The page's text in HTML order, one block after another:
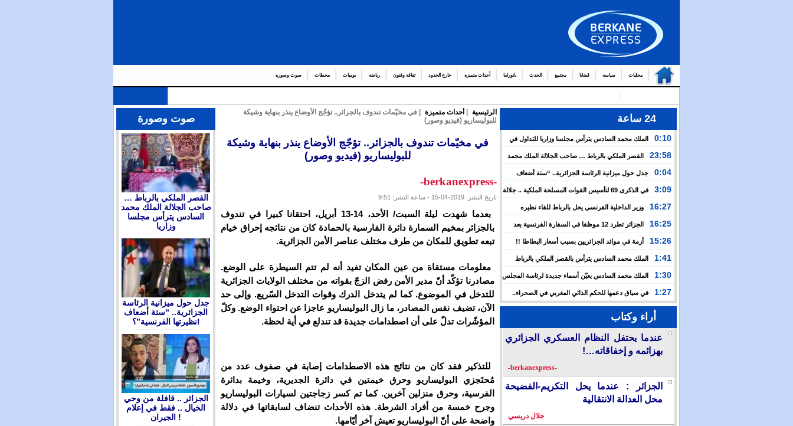
محليات سياسه قضايا مجتمع الحدث بانوراما أحداث متميزة خارج الحدود ثقافة وفنون رياضة يوميات محطات صوت وصورة
24 ساعة
0:10
الملك محمد السادس يترأس مجلسا وزاريا للتداول في
23:58
القصر الملكي بالرباط … صاحب الجلالة الملك محمد
السادس يترأس مجلسا وزاريا
0:04
جدل حول ميزانية الرئاسة الجزائرية.. “ستة أضعاف
نظيرتها الفرنسية”؟!
3:09
في الذكرى 69 لتأسيس القوات المسلحة الملكية .. جلالة
الملك يدعو لمواصلة التعبئة من أجل تعزيز قوة الجيش وينوه بورش
16:27
وزير الداخلية الفرنسي يحل بالرباط للقاء نظيره
المغربي.. ولفتيت يقترح مراجعة مجموعة من الاتفاقيات بين
16:25
الجزائر تطرد 12 موظفا في السفارة الفرنسية بعد
اعتقال مسؤولها القنصلي وباريس تهدد إما التراجع أو الرد بقوة
15:26 أزمة في موائد الجزائريين بسبب أسعار البطاطا !!
1:41
الملك محمد السادس يترأس بالقصر الملكي بالرباط
حفلا دينيا إحياء لليلة القدر
1:30
الملك محمد السادس يعيّن أسماء جديدة لرئاسة المجلس
الأعلى للتكوين والبحث العلمي والمندوبية الوزارية لحقوق الإنسان
1:27
في سياق دعمها للحكم الذاتي المغربي في الصحراء..
إسبانيا تشرع في إدراج “المسيرة الخضراء” ضمن مقرراتها
الدراسيةأراء وكتاب
عندما يحتفل النظام العسكري الجزائري
بهزائمه و إخفاقاته…!
-berkanexpress-
الجزائر : عندما يحل التكريم-الفضيحة
محل العدالة الانتقالية
جلال دريسي
الرئيسية أحداث متميزة
| في مخيّمات تندوف بالجزائر.. تؤجّج الأوضاع ينذر بنهاية وشيكة
للبوليساريو (فيديو وصور)
في مخيّمات تندوف بالجزائر.. تؤجّج الأوضاع ينذر بنهاية وشيكة
للبوليساريو (فيديو وصور)
-berkanexpress-
تاريخ النشر: 2019-04-15 - ساعة النشر: 9:51
بعدما شهدت ليلة السبت/ الأحد، 14-13 أبريل، احتقانا كبيرا في تندوف
بالجزائر بمخيم السمارة دائرة الفارسية بالحمادة كان من نتائجه إحراق خيام
تبعه تطويق للمكان من طرف مختلف عناصر الأمن الجزائرية.
معلومات مستقاة من عين المكان تفيد أنه لم تتم السيطرة على الوضع.
مصادرنا تؤكّد أنّ مدير الأمن رفض الزجّ بقواته من مختلف الولايات الجزائرية
للتدخل في الموضوع. كما لم يتدخل الدرك وقوات التدخل السّريع. وإلى حد
الآن، تضيف نفس المصادر، ما زال البوليساريو عاجزا عن احتواء الوضع. وكلّ
المؤشّرات تدلّ على أن اصطدامات جديدة قد تندلع في أية لحظة.
للتذكير فقد كان من نتائج هذه الاصطدامات إصابة في صفوف عدد من
مُحتَجزي البوليساريو وحرق خيمتين في دائرة الجديرية، وخيمة بدائرة
الفرسية، وحرق منزلين آخرين. كما تم كسر زجاجتين لسيارات البوليساريو
وجرح خمسة من أفراد الشرطة. هذه الأحداث تنضاف لسابقاتها في دلالة
واضحة على أنّ البوليساريو تعيش آخر أيّامها.
صوت وصورة
القصر الملكي بالرباط …
صاحب الجلالة الملك محمد
السادس يترأس مجلسا
وزاريا
جدل حول ميزانية الرئاسة
الجزائرية.. “ستة أضعاف
نظيرتها الفرنسية”؟!
الجزائر .. قافلة من وحي
الخيال .. فقط في إعلام
الجيران !